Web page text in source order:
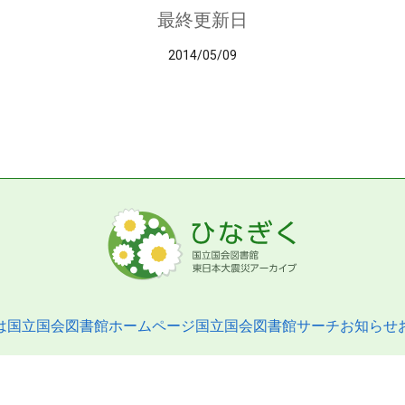
最終更新日
2014/05/09
国立国会図書館ホームページ国立国会図書館サーチお知らせ